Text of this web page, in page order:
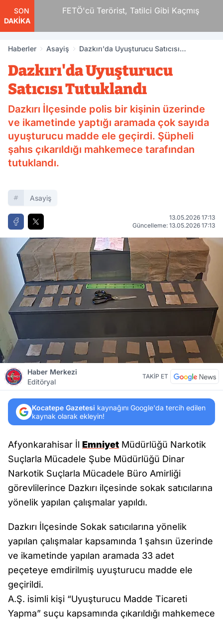
SON
DAKİKA
FETÖ'cü Terörist, Tatilci Gibi Kaçmış
Haberler Asayiş
Dazkırı'da Uyuşturucu Satıcısı
Dazkırı'da Uyuşturucu
Satıcısı Tutuklandı
Dazkırı İlçesinde polis bir kişinin üzerinde
ve ikametinde yaptığı aramada çok sayıda
uyuşturucu madde ele geçirdi. Şüpheli
şahıs çıkarıldığı mahkemece tarafından
tutuklandı.
Asayiş
13.05.2026 17:13
Güncelleme: 13.05.2026 17:13
Haber Merkezi
Editöryal
TAKİP ET
Kocatepe Gazetesi kaynağını Google'da tercih edilen
kaynak olarak ekleyin!
Afyonkarahisar İl Emniyet Müdürlüğü Narkotik
Suçlarla Mücadele Şube Müdürlüğü Dinar
Narkotik Suçlarla Mücadele Büro Amirliği
görevlilerince Dazkırı ilçesinde sokak satıcılarına
yönelik yapılan çalışmalar yapıldı.
Dazkırı İlçesinde Sokak satıcılarına yönelik
yapılan çalışmalar kapsamında 1 şahsın üzerinde
ve ikametinde yapılan aramada 33 adet
peçeteye emdirilmiş uyuşturucu madde ele
geçirildi.
A.Ş. isimli kişi “Uyuşturucu Madde Ticareti
Yapma” suçu kapsamında çıkarıldığı mahkemece